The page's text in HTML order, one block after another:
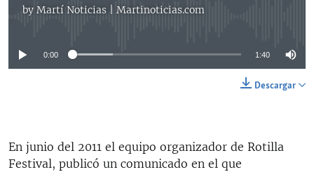
by Martí Noticias | Martinoticias.com
No media source currently available
0:00 1:40
Descargar
En junio del 2011 el equipo organizador de Rotilla
Festival, publicó un comunicado en el que